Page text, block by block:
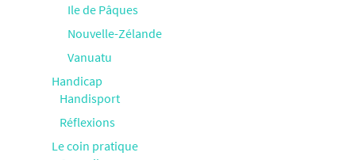
Ile de Pâques
Nouvelle-Zélande
Vanuatu
Handicap
Handisport
Réflexions
Le coin pratique